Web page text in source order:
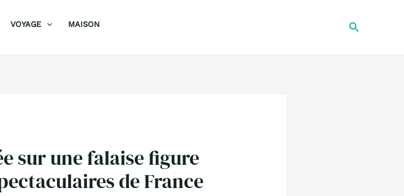
VOYAGE MAISON
sur une falaise figure
de France